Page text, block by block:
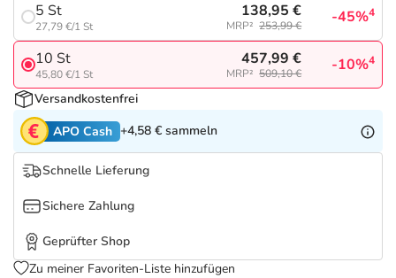
Tierapotheke
Vitamine & Mineralstoffe
Marken
Salus Deals
5 St
27,79 €/1 St
138,95 €
MRP² 253,99 € -45%4
10 St
45,80 €/1 St
457,99 €
MRP² 509,10 € -10%4
Versandkostenfrei
APO Cash +4,58 € sammeln
Schnelle Lieferung
Sichere Zahlung
Geprüfter Shop
Zu meiner Favoriten-Liste hinzufügen